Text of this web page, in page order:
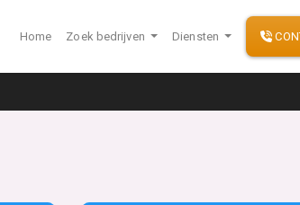
Home Zoek bedrijven Diensten